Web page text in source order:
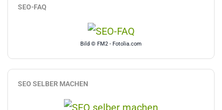
SEO-FAQ
Bild © FM2 - Fotolia.com
SEO SELBER MACHEN